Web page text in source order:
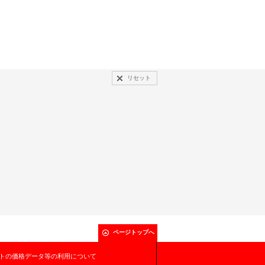
リセット
ページトップへ
の価格データ等の利用について